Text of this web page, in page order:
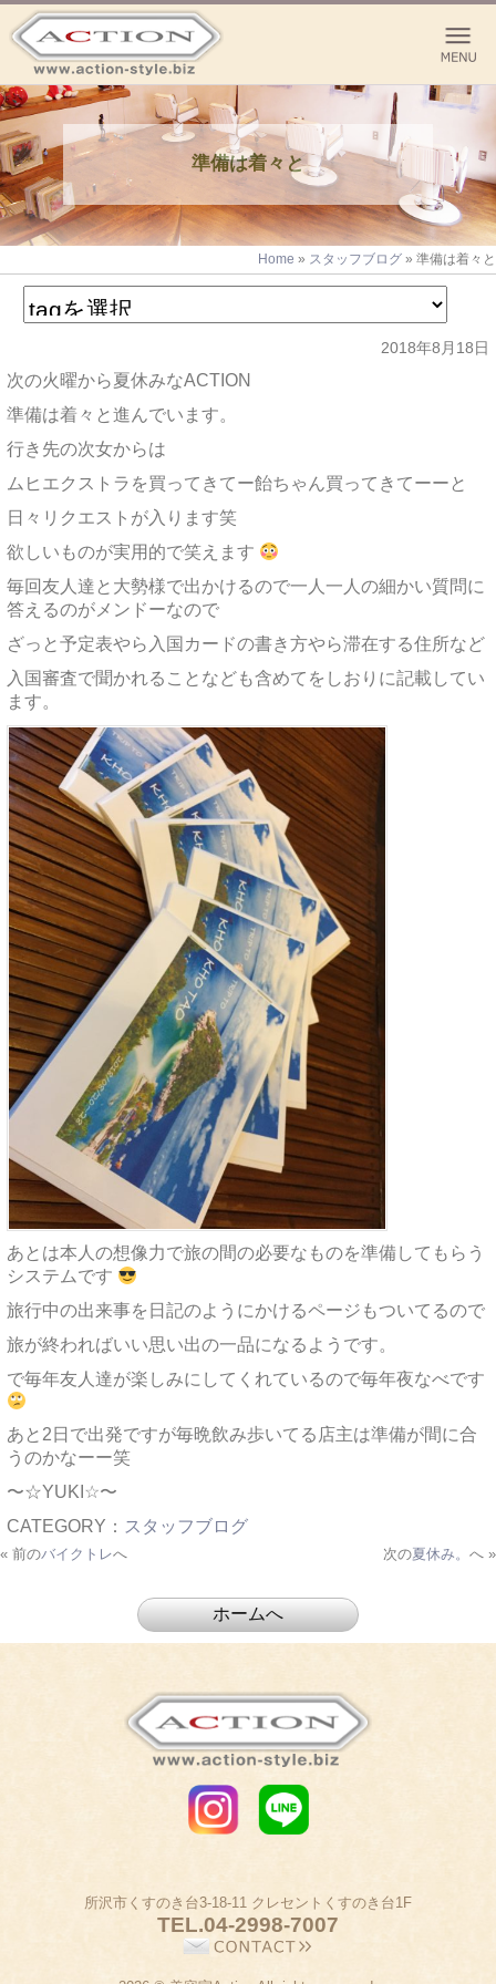
準備は着々と
Home » スタッフブログ » 準備は着々と
2018年8月18日
次の火曜から夏休みなACTION
準備は着々と進んでいます。
行き先の次女からは
ムヒエクストラを買ってきてー飴ちゃん買ってきてーーと
日々リクエストが入ります笑
欲しいものが実用的で笑えます
毎回友人達と大勢様で出かけるので一人一人の細かい質問に
答えるのがメンドーなので
ざっと予定表やら入国カードの書き方やら滞在する住所など
入国審査で聞かれることなども含めてをしおりに記載してい
ます。
あとは本人の想像力で旅の間の必要なものを準備してもらう
システムです
旅行中の出来事を日記のようにかけるページもついてるので
旅が終わればいい思い出の一品になるようです。
で毎年友人達が楽しみにしてくれているので毎年夜なべです
あと2日で出発ですが毎晩飲み歩いてる店主は準備が間に合
うのかなーー笑
〜☆YUKI☆〜
CATEGORY： スタッフブログ
« 前のバイクトレへ 次の夏休み。 へ »
所沢市くすのき台3-18-11 クレセントくすのき台1F
TEL.04-2998-7007